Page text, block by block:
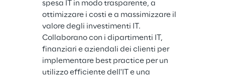
spesa IT in modo trasparente, a
ottimizzare i costi e a massimizzare il
valore degli investimenti IT.
Collaborano con i dipartimenti IT,
finanziari e aziendali dei clienti per
implementare best practice per un
utilizzo efficiente dell'IT e una